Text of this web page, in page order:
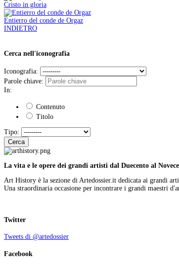
Cristo in gloria
Entierro del conde de Orgaz
INDIETRO
Cerca nell'iconografia
Iconografia:
Parole chiave:
In:
Contenuto
Titolo
Tipo:
Cerca
La vita e le opere dei grandi artisti dal Duecento al
Art History è la sezione di Artedossier.it dedicata ai grandi
Una straordinaria occasione per incontrare i grandi maestri
Twitter
Tweets di @artedossier
Facebook